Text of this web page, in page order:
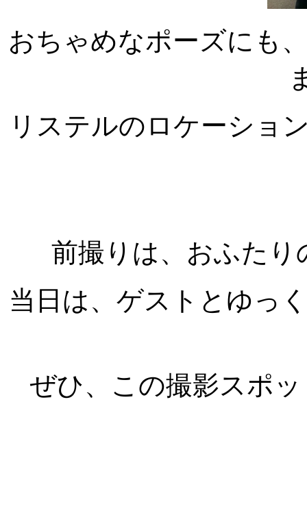
おちゃめなポーズにも
リステルのロケーショ
前撮りは、おふたり
当日は、ゲストとゆっ
ぜひ、この撮影スポ